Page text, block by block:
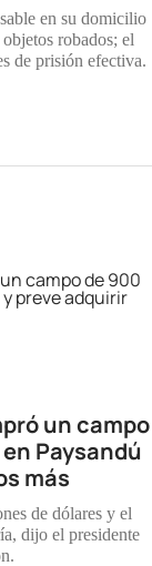
en su domicilio
robados; el
de prisión efectiva.
un campo
Paysandú
más
de dólares y el
dijo el presidente